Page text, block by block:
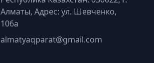
Алматы, Адрес: ул. Шевченко,
106а
almatyaqparat@gmail.com